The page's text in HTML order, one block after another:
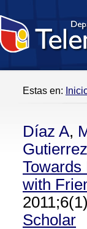
Estas en:
Díaz A,
with
Scholar